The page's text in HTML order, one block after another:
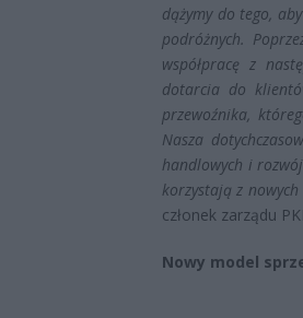
dążymy do tego,
podróżnych.
współpracę z
dotarcia do
przewoźnika,
Nasza
handlowych i
korzystają z
członek zarządu
Nowy model